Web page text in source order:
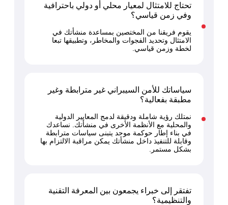
تحتاج للامتثال لمعيار محلي أو دولي باحترافية
وفي زمن قياسي؟
يقوم فريقنا من المختصين بمساعدة منشأتك في
الامتثال وتحديد الفجوات والمخاطر، وتطبيقها تبعا
لخطة وزمن قياسي.
سياساتك للأمن السيبراني غير مترابطة وغير
مطبقة بفعالية؟
نمتلك رؤية شاملة ودقيقة لدمج المعايير الدولية
والمحلية مع الأنظمة الأخرى في منشأتك. نساعدك
في بناء إطار حوكمة موحد يتبنى سياسات مترابطة
وقابلة للتنفيذ داخل منشأتك يمكن مراقبة الالتزام بها
بشكل مستمر.
تفتقر إلى خبراء يجمعون بين المعرفة التقنية
والتنظيمية؟